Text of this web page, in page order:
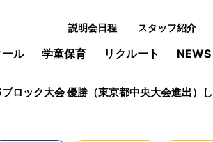
説明会日程 スタッフ紹介
ル 学童保育 リクルート NEWS
ロック大会 優勝（東京都中央大会進出）し